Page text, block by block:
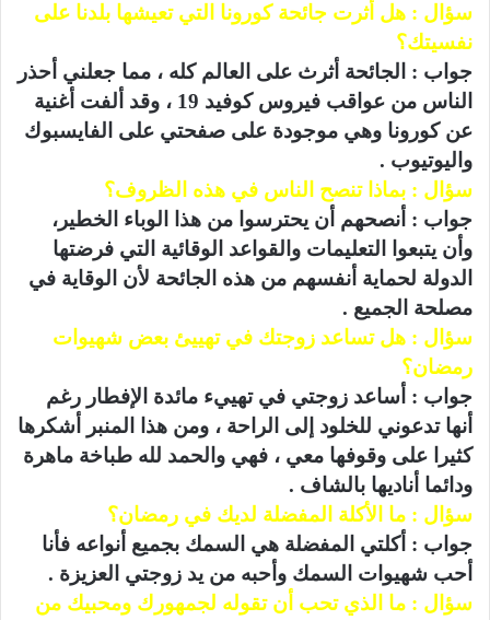
سؤال : هل أثرت جائحة كورونا التي تعيشها بلدنا على
نفسيتك؟
جواب : الجائحة أثرث على العالم كله ، مما جعلني أحذر
الناس من عواقب فيروس كوفيد 19 ، وقد ألفت أغنية
عن كورونا وهي موجودة على صفحتي على الفايسبوك
واليوتيوب .
سؤال : بماذا تنصح الناس في هذه الظروف؟
جواب : أنصحهم أن يحترسوا من هذا الوباء الخطير،
وأن يتبعوا التعليمات والقواعد الوقائية التي فرضتها
الدولة لحماية أنفسهم من هذه الجائحة لأن الوقاية في
مصلحة الجميع .
سؤال : هل تساعد زوجتك في تهييئ بعض شهيوات
رمضان؟
جواب : أساعد زوجتي في تهييء مائدة الإفطار رغم
أنها تدعوني للخلود إلى الراحة ، ومن هذا المنبر أشكرها
كثيرا على وقوفها معي ، فهي والحمد لله طباخة ماهرة
ودائما أناديها بالشاف .
سؤال : ما الأكلة المفضلة لديك في رمضان؟
جواب : أكلتي المفضلة هي السمك بجميع أنواعه فأنا
أحب شهيوات السمك وأحبه من يد زوجتي العزيزة .
سؤال : ما الذي تحب أن تقوله لجمهورك ومحبيك من